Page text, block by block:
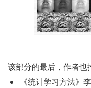
该部分的最后，作者也
《统计学习方法》